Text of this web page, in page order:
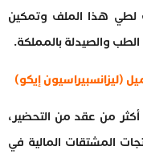
لطي هذا الملف وتمكين
والصيدلة بالمملكة.
(ليزانسبيراسيون إيكو)
أكثر من عقد من التحضير،
المشتقات المالية في